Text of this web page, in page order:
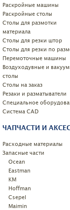
Pаскройные машины
Раскройные столы
Столы для размотки
материала
Cтолы для резки штор
Столы для резки по
Перемоточные машины
Воздуходувные и
столы
Столы на заказ
Резаки и разматыватели
Специальное
Системa CAD
ЧАПЧАСТИ И
Расходные материалы
Запасные части
Ocean
Eastman
KM
Hoffman
Csepel
Maimin